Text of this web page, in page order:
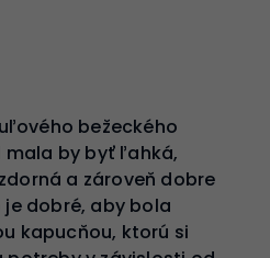
bežeckého
mala by byť ľahká,
a zároveň dobre
dobré, aby bola
kapucňou, ktorú si